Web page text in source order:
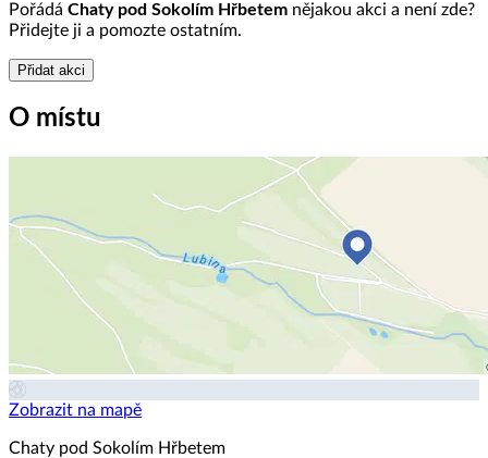
Pořádá Chaty pod Sokolím Hřbetem nějakou akci a není zde?
Přidejte ji a pomozte ostatním.
Přidat akci
O místu
Zobrazit na mapě
Chaty pod Sokolím Hřbetem